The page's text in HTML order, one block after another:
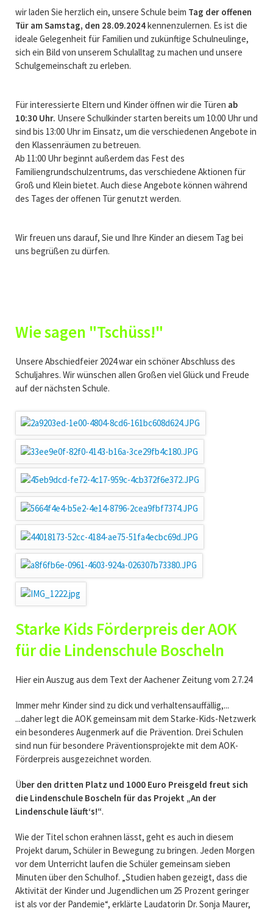
wir laden Sie herzlich ein, unsere Schule beim Tag der offenen
Tür am Samstag, den 28.09.2024kennenzulernen. Es ist die
ideale Gelegenheit für Familien und zukünftige Schulneulinge,
sich ein Bild von unserem Schulalltag zu machen und unsere
Schulgemeinschaft zu erleben.
Für interessierte Eltern und Kinder öffnen wir die Türen ab
10:30 Uhr. Unsere Schulkinder starten bereits um 10:00 Uhr und
sind bis 13:00 Uhr im Einsatz, um die verschiedenen Angebote in
den Klassenräumen zu betreuen.
Ab 11:00 Uhr beginnt außerdem das Fest des
Familiengrundschulzentrums, das verschiedene Aktionen für
Groß und Klein bietet. Auch diese Angebote können während
des Tages der offenen Tür genutzt werden.
Wir freuen uns darauf, Sie und Ihre Kinder an diesem Tag bei
uns begrüßen zu dürfen.
Wie sagen "Tschüss!"
Unsere Abschiedfeier 2024 war ein schöner Abschluss des
Schuljahres. Wir wünschen allen Großen viel Glück und Freude
auf der nächsten Schule.
Starke Kids Förderpreis der AOK
für die Lindenschule Boscheln
Hier ein Auszug aus dem Text der Aachener Zeitung vom 2.7.24
Immer mehr Kinder sind zu dick und verhaltensauffällig,...
...daher legt die AOK gemeinsam mit dem Starke-Kids-Netzwerk
ein besonderes Augenmerk auf die Prävention. Drei Schulen
sind nun für besondere Präventionsprojekte mit dem AOK-
Förderpreis ausgezeichnet worden.
Über den dritten Platz und 1000 Euro Preisgeld freut sich
die Lindenschule Boscheln für das Projekt „An der
Lindenschule läuft‘s!“.
Wie der Titel schon erahnen lässt, geht es auch in diesem
Projekt darum, Schüler in Bewegung zu bringen. Jeden Morgen
vor dem Unterricht laufen die Schüler gemeinsam sieben
Minuten über den Schulhof. „Studien haben gezeigt, dass die
Aktivität der Kinder und Jugendlichen um 25 Prozent geringer
ist als vor der Pandemie“, erklärte Laudatorin Dr. Sonja Maurer,